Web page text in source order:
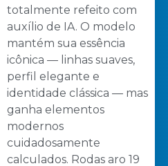
totalmente refeito com
auxílio de IA. O modelo
mantém sua essência
icônica — linhas suaves,
perfil elegante e
identidade clássica — mas
ganha elementos
modernos
cuidadosamente
calculados. Rodas aro 19